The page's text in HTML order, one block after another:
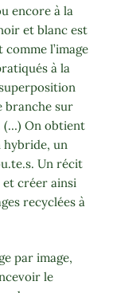
encore à la
et blanc est
l’image
à la
branche sur
(…) On obtient
hybride, un
Un récit
et créer ainsi
recyclées à
par image,
le